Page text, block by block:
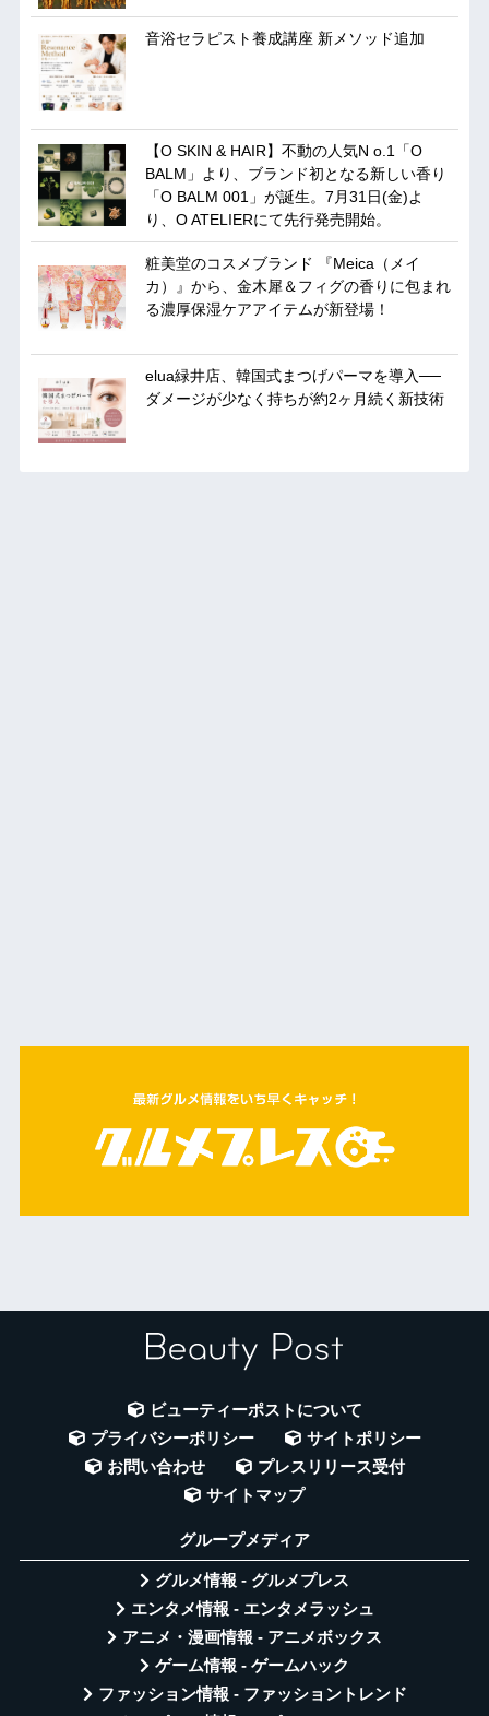
音浴セラピスト養成講座 新メソッド追加
【O SKIN & HAIR】不動の人気N o.1「O
BALM」より、ブランド初となる新しい香り
「O BALM 001」が誕生。7月31日(金)よ
り、O ATELIERにて先行発売開始。
粧美堂のコスメブランド 『Meica（メイ
カ）』から、金木犀＆フィグの香りに包まれ
る濃厚保湿ケアアイテムが新登場！
elua緑井店、韓国式まつげパーマを導入──
ダメージが少なく持ちが約2ヶ月続く新技術
ビューティーポストについて
プライバシーポリシー
サイトポリシー
お問い合わせ
プレスリリース受付
サイトマップ
グループメディア
グルメ情報 - グルメプレス
エンタメ情報 - エンタメラッシュ
アニメ・漫画情報 - アニメボックス
ゲーム情報 - ゲームハック
ファッション情報 - ファッショントレンド